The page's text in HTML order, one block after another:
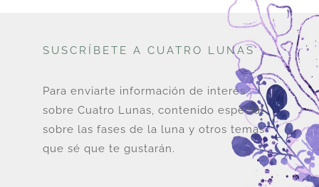
SUSCRÍBETE A CUATRO LUNAS
Para enviarte información de interés
sobre Cuatro Lunas, contenido especial
sobre las fases de la luna y otros temas
que sé que te gustarán.